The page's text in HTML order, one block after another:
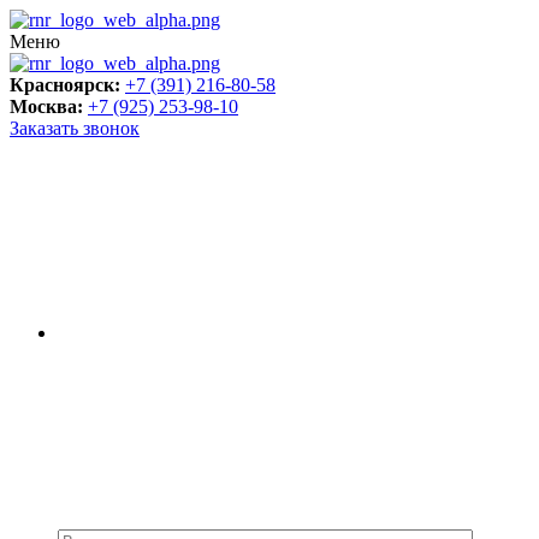
Меню
Красноярск: +7 (391) 216-80-58
Москва: +7 (925) 253-98-10
Заказать звонок